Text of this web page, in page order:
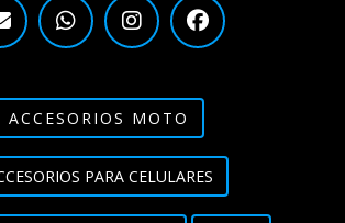
ACCESORIOS MOTO
PARA CELULARES